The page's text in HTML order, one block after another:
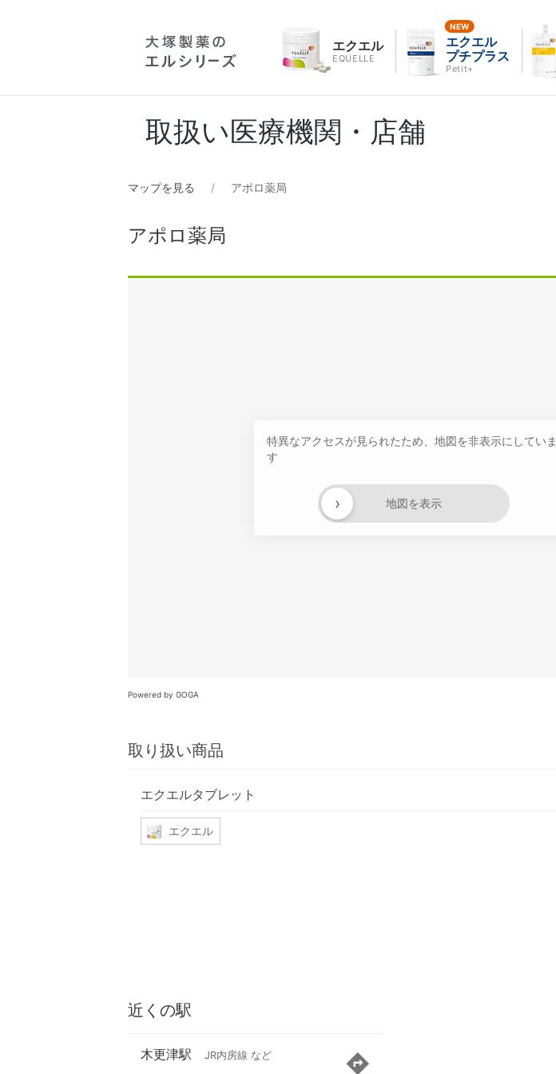
エクエル
EQUELLE
エクエル
プチプラス
Petit+
取扱い医療機関・店舗
マップを見る アポロ薬局
アポロ薬局
特異なアクセスが見られたため、地図を非表示にしていま
す
地図を表示
›
Powered by GOGA
取り扱い商品
エクエルタブレット
エクエル
近くの駅
木更津駅 JR内房線 など